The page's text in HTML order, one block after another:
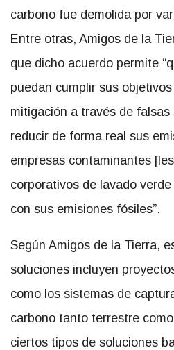
carbono fue demolida por
Entre otras, Amigos de la
que dicho acuerdo permite
puedan cumplir sus
mitigación a través de
reducir de forma real sus
empresas contaminantes
corporativos de lavado
con sus emisiones fósiles”.
Según Amigos de la Tierra,
soluciones incluyen
como los sistemas de
carbono tanto terrestre
ciertos tipos de soluciones